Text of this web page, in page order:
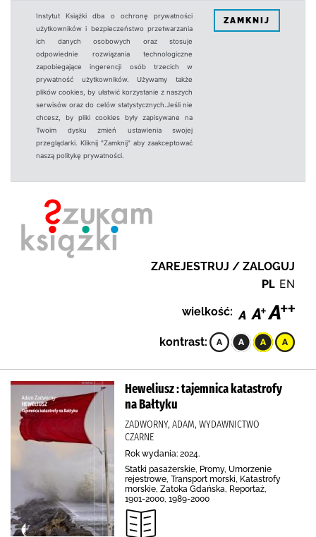
Instytut Książki dba o ochronę prywatności
użytkowników i bezpieczeństwo przetwarzania
ich danych osobowych oraz stosuje
odpowiednie rozwiązania technologiczne
zapobiegające ingerencji osób trzecich w
prywatność użytkowników. Używamy także
plików cookies, by ułatwić korzystanie z naszych
serwisów oraz do celów statystycznych.Jeśli nie
chcesz, by pliki cookies były zapisywane na
Twoim dysku zmień ustawienia swojej
przeglądarki. Kliknij "Zamknij" aby zaakceptować
naszą politykę prywatności.
ZAMKNIJ
ZAREJESTRUJ / ZALOGUJ
PL EN
wielkość:
kontrast:
Heweliusz : tajemnica katastrofy
na Bałtyku
ZADWORNY, ADAM, WYDAWNICTWO
CZARNE
Rok wydania: 2024.
Statki pasażerskie, Promy, Umorzenie
rejestrowe, Transport morski, Katastrofy
morskie, Zatoka Gdańska, Reportaż,
1901-2000, 1989-2000